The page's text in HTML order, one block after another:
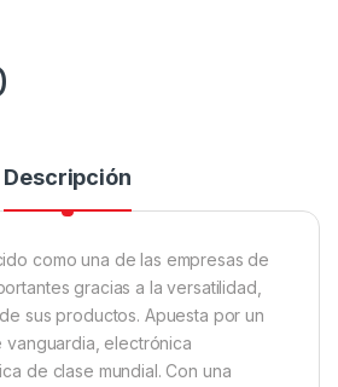
Descripción
como una de las empresas de
gracias a la versatilidad,
sus productos. Apuesta por un
vanguardia, electrónica
de clase mundial. Con una